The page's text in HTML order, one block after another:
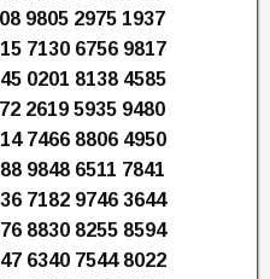
9805 2975 1937
7130 6756 9817
0201 8138 4585
2619 5935 9480
7466 8806 4950
9848 6511 7841
7182 9746 3644
8830 8255 8594
6340 7544 8022